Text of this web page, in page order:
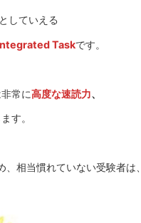
としていえる
Taskです。
常に高度な速読力、
す。
、相当慣れていない受験者は、